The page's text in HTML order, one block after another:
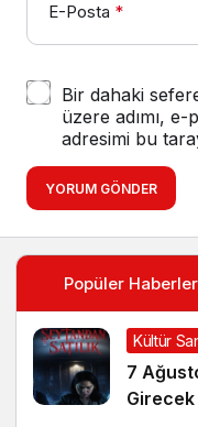
E-Posta *
Bir dahaki
üzere adımı,
adresimi bu
YORUM GÖNDER
Popüler Haberler
Kültür
7
Girecek